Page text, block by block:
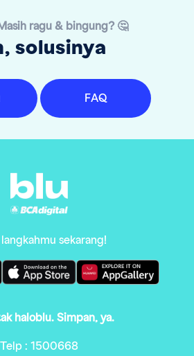
ragu & bingung? 🤔
solusinya
FAQ
sekarang!
haloblu. Simpan, ya.
Telp : 1500668